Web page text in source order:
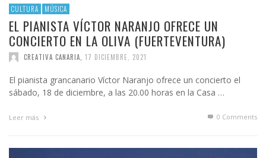
CULTURA MÚSICA
EL PIANISTA VÍCTOR NARANJO OFRECE UN
CONCIERTO EN LA OLIVA (FUERTEVENTURA)
CREATIVA CANARIA 17 DICIEMBRE, 2021
El pianista grancanario Víctor Naranjo ofrece un concierto el
sábado, 18 de diciembre, a las 20.00 horas en la Casa …
Leer más 0 Comments